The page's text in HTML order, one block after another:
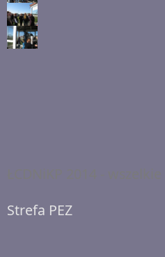
Strefa PEZ